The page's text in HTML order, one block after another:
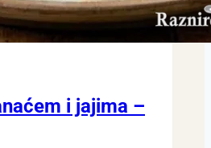
i jajima –